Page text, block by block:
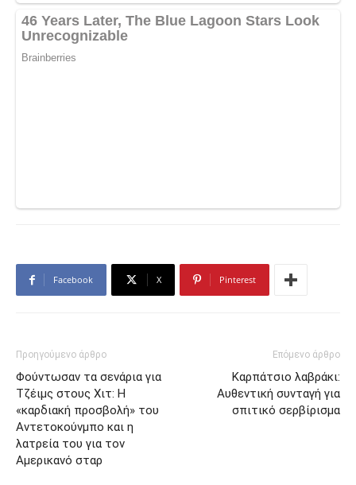
Facebook X Pinterest
Προηγούμενο άρθρο
Φούντωσαν τα σενάρια για
Τζέιμς στους Χιτ: Η
«καρδιακή προσβολή» του
Αντετοκούνμπο και η
λατρεία του για τον
Αμερικανό σταρ
Επόμενο άρθρο
Καρπάτσιο λαβράκι:
Αυθεντική συνταγή για
σπιτικό σερβίρισμα